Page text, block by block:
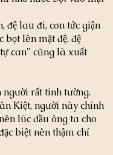
đệ lau đi, cơn tức giận
bọt lên mặt đệ, đệ
can" cũng là xuất
rất tinh tường.
Kiệt, người này chính
lúc đầu ông ta cho
biệt nên thậm chí